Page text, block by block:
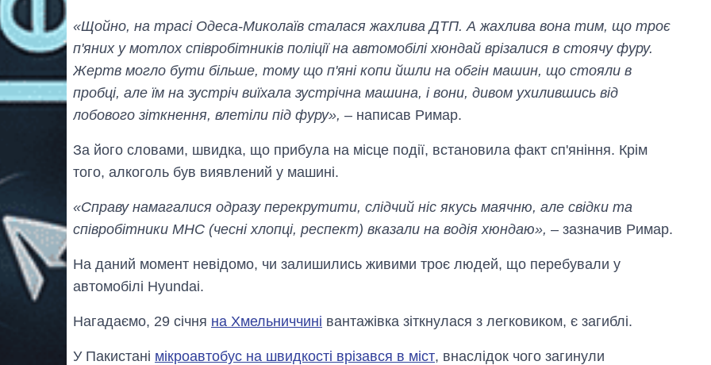
«Щойно, на трасі Одеса-Миколаїв сталася жахлива ДТП. А жахлива вона тим, що троє
п'яних у мотлох співробітників поліції на автомобілі хюндай врізалися в стоячу фуру.
Жертв могло бути більше, тому що п'яні копи йшли на обгін машин, що стояли в
пробці, але їм на зустріч виїхала зустрічна машина, і вони, дивом ухилившись від
лобового зіткнення, влетіли під фуру», – написав Римар.
За його словами, швидка, що прибула на місце події, встановила факт сп'яніння. Крім
того, алкоголь був виявлений у машині.
«Справу намагалися одразу перекрутити, слідчий ніс якусь маячню, але свідки та
співробітники МНС (чесні хлопці, респект) вказали на водія хюндаю», – зазначив Римар.
На даний момент невідомо, чи залишились живими троє людей, що перебували у
автомобілі Hyundai.
Нагадаємо, 29 січня на Хмельниччині вантажівка зіткнулася з легковиком, є загиблі.
У Пакистані мікроавтобус на швидкості врізався в міст, внаслідок чого загинули
Як зросли тарифи